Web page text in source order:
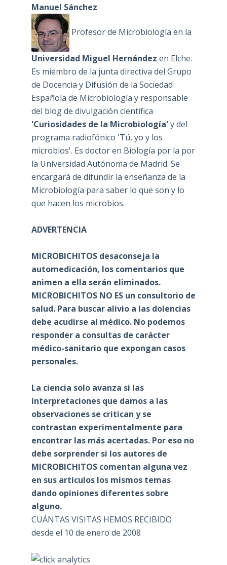
Manuel Sánchez
Profesor de Microbiología en la
Universidad Miguel Hernández en Elche.
Es miembro de la junta directiva del Grupo
de Docencia y Difusión de la Sociedad
Española de Microbiología y responsable
del blog de divulgación científica
'Curiosidades de la Microbiología'y del
programa radiofónico 'Tú, yo y los
microbios'. Es doctor en Biología por la por
la Universidad Autónoma de Madrid. Se
encargará de difundir la enseñanza de la
Microbiología para saber lo que son y lo
que hacen los microbios.
ADVERTENCIA
MICROBICHITOS desaconseja la
automedicación, los comentarios que
animen a ella serán eliminados.
MICROBICHITOS NO ES un consultorio de
salud. Para buscar alivio a las dolencias
debe acudirse al médico. No podemos
responder a consultas de carácter
médico-sanitario que expongan casos
personales.
La ciencia solo avanza si las
interpretaciones que damos a las
observaciones se critican y se
contrastan experimentalmente para
encontrar las más acertadas. Por eso no
debe sorprender si los autores de
MICROBICHITOS comentan alguna vez
en sus artículos los mismos temas
dando opiniones diferentes sobre
alguno.
CUÁNTAS VISITAS HEMOS RECIBIDO
desde el 10 de enero de 2008